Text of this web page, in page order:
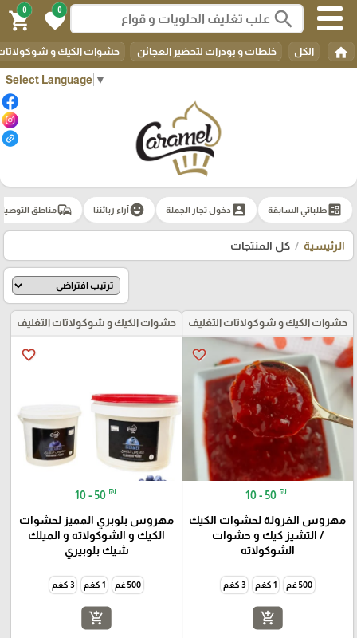
Select Language ▼
search
0
favorite
0
shopping_cart
home الكل خلطات و بودرات لتحضير العجائن حشوات الكيك و
ballotطلباتي السابقة account_box دخول تجار الجملة emoji_emotionsآراء زبائننا commuteمناطق
الرئيسية كل المنتجات
حشوات الكيك و شوكولاتات التغليف
favorite_border
10 - 50 ₪
مهروس الفرولة لحشوات الكيك
/ التشيز كيك و حشوات
الشوكولاته
500 غم 1 كغم 3 كغم
add_shopping_cart
حشوات الكيك و شوكولاتات التغليف
favorite_border
10 - 50 ₪
مهروس بلوبري المميز لحشوات
الكيك و الشوكولاته و الميلك
شيك بلوبيري
500 غم 1 كغم 3 كغم
add_shopping_cart